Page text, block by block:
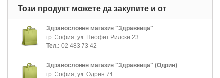
Този продукт можете да закупите и от
Здравословен магазин "Здравница"
гр. София, ул. Неофит Рилски 23
Тел.: 02 483 73 42
Здравословен магазин "Здравница" (Одрин)
гр. София, ул. Одрин 74